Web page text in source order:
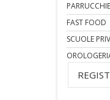
FAST FOOD
SCUOLE